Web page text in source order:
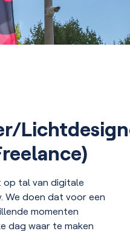
op tal van digitale
We doen dat voor een
momenten
dag waar te maken